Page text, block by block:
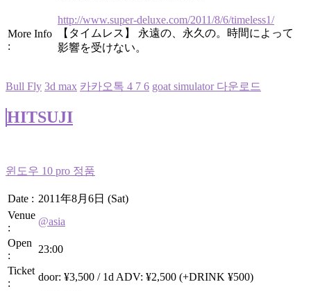
More Info
:
http://www.super-deluxe.com/2011/8/6/timeless1/
【タイムレス】 永遠の、永久の。時間によって
影響を受けない。
Bull Fly 3d max 카카오톡 4 7 6 goat simulator 다운로드
HITSUJI
윈도우 10 pro 정품
Date : 2011年8月6日 (Sat)
Venue
:
@asia
Open
:
23:00
Ticket
:
door: ¥3,500 / 1d ADV: ¥2,500 (+DRINK ¥500)